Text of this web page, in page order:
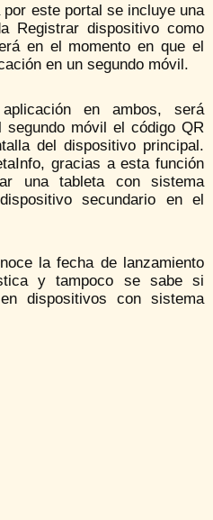
este portal se incluye una
Registrar dispositivo como
en el momento en que el
en un segundo móvil.
en ambos, será
segundo móvil el código QR
del dispositivo principal.
gracias a esta función
una tableta con sistema
secundario en el
la fecha de lanzamiento
y tampoco se sabe si
dispositivos con sistema